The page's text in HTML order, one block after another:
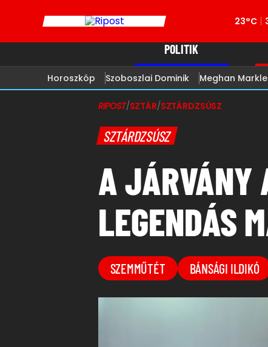
23°C
POLITIK
Horoszkóp Szoboszlai Dominik Meghan Markle
RIPOST/SZTÁR/SZTÁRDZSÚSZ
SZTÁRDZSÚSZ
A JÁRVÁNY
LEGENDÁS
SZEMMŰTÉT BÁNSÁGI ILDIKÓ